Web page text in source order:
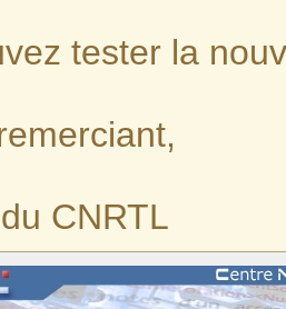
tester la
CNRTL